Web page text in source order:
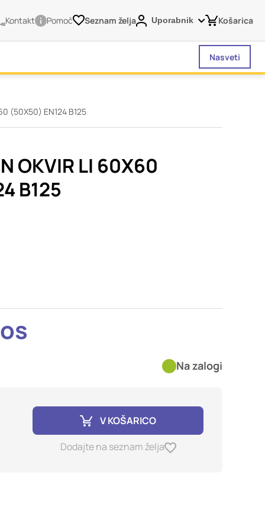
Kontakt Pomoč Seznam želja Uporabnik Košarica
Nasveti
(50X50) EN124 B125
OKVIR LI 60X60
B125
Na zalogi
V KOŠARICO
Dodajte na seznam želja
brskalnika,
ne
uporabniško
si ogledate več
na vašo uporabo
Običajno
nastavitev
te piškotke ali
delovanja
in
lahko uporabljajo za